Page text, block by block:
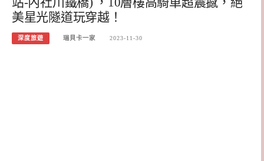
美星光隧道玩穿越！
深度旅遊 瑞貝卡一家 2023-11-30